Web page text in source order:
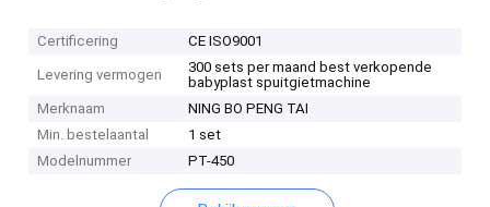
Certificering CE ISO9001
Levering vermogen
300 sets per maand best verkopende
babyplast spuitgietmachine
Merknaam
NING BO PENG TAI
Min. bestelaantal
1 set
Modelnummer
PT-450